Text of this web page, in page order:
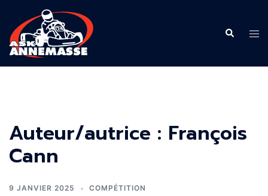
contenu
Auteur/autrice : François
Cann
9 JANVIER 2025 COMPÉTITION